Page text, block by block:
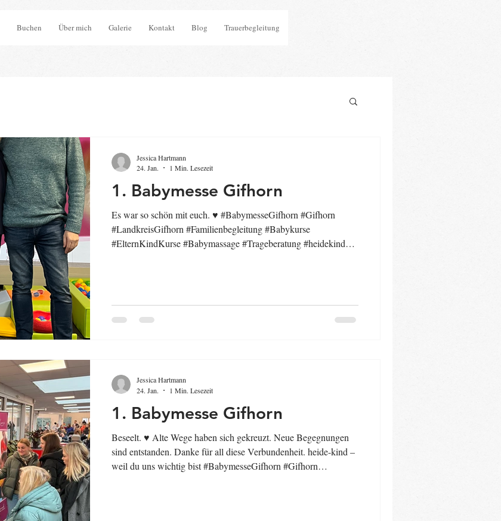
Buchen Über mich Galerie Kontakt Blog Trauerbegleitung
1. Babymesse Gifhorn
Es war so schön mit euch. ♥️ #BabymesseGifhorn #Gifhorn
#LandkreisGifhorn #Familienbegleitung #Babykurse
#ElternKindKurse #Babymassage #Trageberatung #heidekind
Jessica Hartmann
24. Jan.
1 Min. Lesezeit
1. Babymesse Gifhorn
Beseelt. ♥️ Alte Wege haben sich gekreuzt. Neue Begegnungen
sind entstanden. Danke für all diese Verbundenheit. heide-kind –
weil du uns wichtig bist #BabymesseGifhorn #Gifhorn
Jessica Hartmann
24. Jan.
1 Min. Lesezeit